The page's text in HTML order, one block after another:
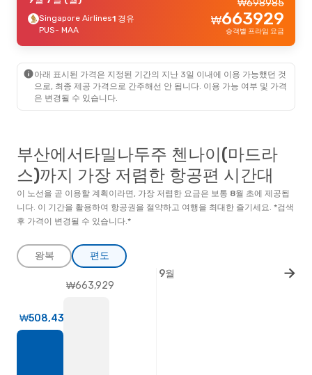
Vietnam Airlines3 경유
PUS- MAA
964285
914728
Singapore Airlines1 경유
PUS- MAA
698985
₩
663929
₩
승객별 프라임 요금
아래 표시된 가격은 지정된 기간의 지난 3일 이내에 이용 가능했던 것
으로, 최종 제공 가격으로 간주해선 안 됩니다. 이용 가능 여부 및 가격
은 변경될 수 있습니다.
부산에서타밀나두주 첸나이(마드라
스)까지 가장 저렴한 항공편 시간대
이 노선을 곧 이용할 계획이라면, 가장 저렴한 요금은 보통 8월 초에 제공됩
니다. 이 기간을 활용하여 항공권을 절약하고 여행을 최대한 즐기세요. *검색
후 가격이 변경될 수 있습니다.*
왕복 편도
₩508,430
₩663,929
9월